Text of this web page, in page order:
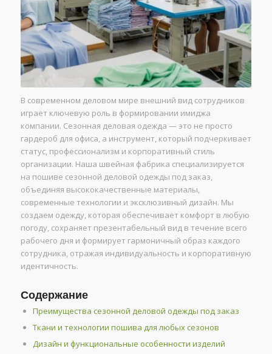
В современном деловом мире внешний вид сотрудников
играет ключевую роль в формировании имиджа
компании. Сезонная деловая одежда — это не просто
гардероб для офиса, а инструмент, который подчеркивает
статус, профессионализм и корпоративный стиль
организации. Наша швейная фабрика специализируется
на пошиве сезонной деловой одежды под заказ,
объединяя высококачественные материалы,
современные технологии и эксклюзивный дизайн. Мы
создаем одежду, которая обеспечивает комфорт в любую
погоду, сохраняет презентабельный вид в течение всего
рабочего дня и формирует гармоничный образ каждого
сотрудника, отражая индивидуальность и корпоративную
идентичность.
Содержание
Преимущества сезонной деловой одежды под заказ
Ткани и технологии пошива для любых сезонов
Дизайн и функциональные особенности изделий